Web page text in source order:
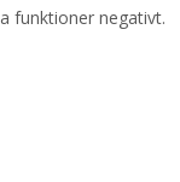
funktioner negativt.